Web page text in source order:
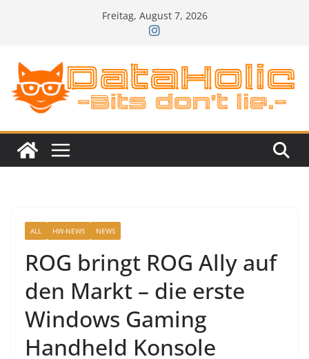
Freitag, August 7, 2026
ALL HW-NEWS NEWS
ROG bringt ROG Ally auf
den Markt – die erste
Windows Gaming
Handheld Konsole